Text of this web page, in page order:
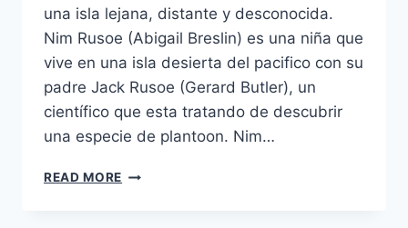
una isla lejana, distante y desconocida.
Nim Rusoe (Abigail Breslin) es una niña que
vive en una isla desierta del pacifico con su
padre Jack Rusoe (Gerard Butler), un
científico que esta tratando de descubrir
una especie de plantoon. Nim…
READ MORE NIM’S